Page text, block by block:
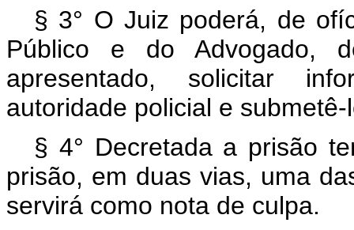
§ 3° O Juiz poderá, de
Público e do Advogado,
apresentado, solicitar
autoridade policial e
§ 4° Decretada a prisão
prisão, em duas vias, uma
servirá como nota de culpa.